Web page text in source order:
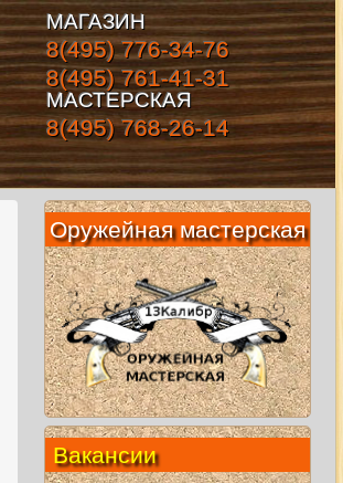
МАГАЗИН
8(495) 776-34-76
8(495) 761-41-31
МАСТЕРСКАЯ
8(495) 768-26-14
Оружейная мастерская
Вакансии